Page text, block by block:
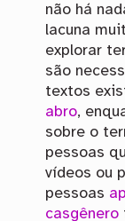
não há
lacuna
explorar
são
textos
abro,
sobre o
pessoas
vídeos ou
pessoas
casgênero